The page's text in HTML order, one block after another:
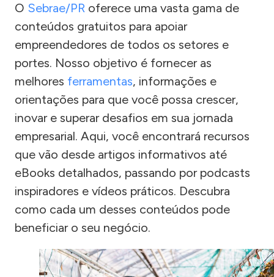
O Sebrae/PR oferece uma vasta gama de
conteúdos gratuitos para apoiar
empreendedores de todos os setores e
portes. Nosso objetivo é fornecer as
melhores ferramentas, informações e
orientações para que você possa crescer,
inovar e superar desafios em sua jornada
empresarial. Aqui, você encontrará recursos
que vão desde artigos informativos até
eBooks detalhados, passando por podcasts
inspiradores e vídeos práticos. Descubra
como cada um desses conteúdos pode
beneficiar o seu negócio.